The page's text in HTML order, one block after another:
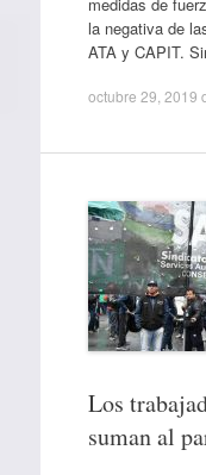
la negativa de
ATA y CAPIT.
octubre 29, 2019
Los
suman al